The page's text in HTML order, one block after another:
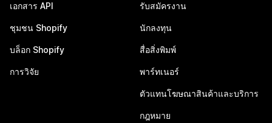
เอกสาร API
ชุมชน Shopify
บล็อก Shopify
การวิจัย
รับสมัครงาน
นักลงทุน
สื่อสิ่งพิมพ์
พาร์ทเนอร์
ตัวแทนโฆษณาสินค้าและบริการ
กฎหมาย